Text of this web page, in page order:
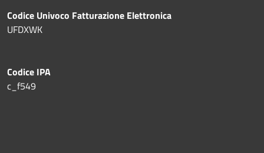
Codice Univoco Fatturazione Elettronica
UFDXWK
Codice IPA
c_f549